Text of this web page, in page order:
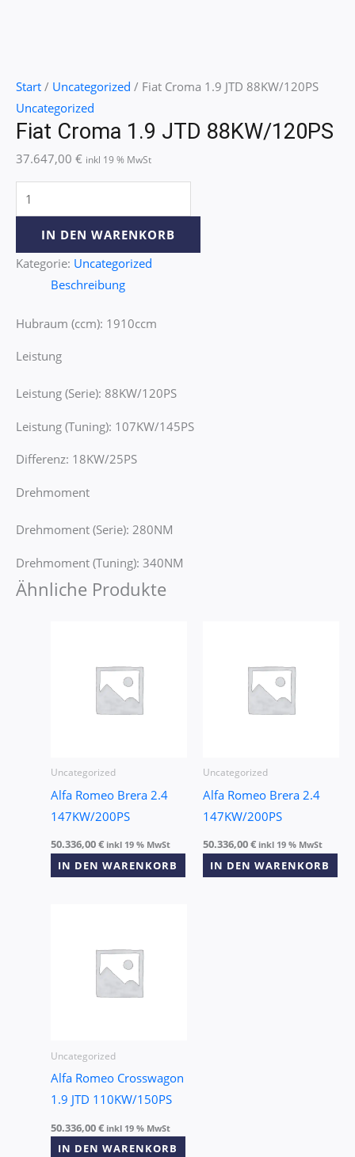
Start / Uncategorized / Fiat Croma 1.9 JTD 88KW/120PS
Uncategorized
Fiat Croma 1.9 JTD 88KW/120PS
37.647,00 € inkl 19 % MwSt
IN DEN WARENKORB
Kategorie: Uncategorized
Beschreibung
Hubraum (ccm): 1910ccm
Leistung
Leistung (Serie): 88KW/120PS
Leistung (Tuning): 107KW/145PS
Differenz: 18KW/25PS
Drehmoment
Drehmoment (Serie): 280NM
Drehmoment (Tuning): 340NM
Ähnliche Produkte
Uncategorized
Alfa Romeo Brera 2.4
147KW/200PS
50.336,00€ inkl 19 % MwSt
IN DEN WARENKORB
Uncategorized
Alfa Romeo Brera 2.4
147KW/200PS
50.336,00€ inkl 19 % MwSt
IN DEN WARENKORB
Uncategorized
Alfa Romeo Crosswagon
1.9 JTD 110KW/150PS
50.336,00€ inkl 19 % MwSt
IN DEN WARENKORB